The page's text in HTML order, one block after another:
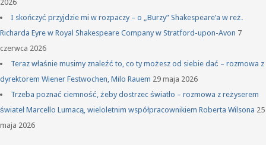
2026
I skończyć przyjdzie mi w rozpaczy – o „Burzy” Shakespeare’a w reż.
Richarda Eyre w Royal Shakespeare Company w Stratford-upon-Avon 7
czerwca 2026
Teraz właśnie musimy znaleźć to, co ty możesz od siebie dać – rozmowa z
dyrektorem Wiener Festwochen, Milo Rauem 29 maja 2026
Trzeba poznać ciemność, żeby dostrzec światło – rozmowa z reżyserem
świateł Marcello Lumacą, wieloletnim współpracownikiem Roberta Wilsona 25
maja 2026